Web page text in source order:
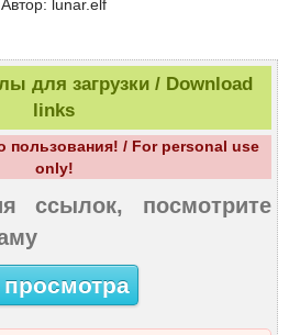
Автор: lunar.elf
для загрузки / Download
links
пользования! / For personal use
only!
ссылок, посмотрите